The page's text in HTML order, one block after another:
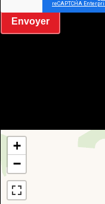
Envoyer
+
−